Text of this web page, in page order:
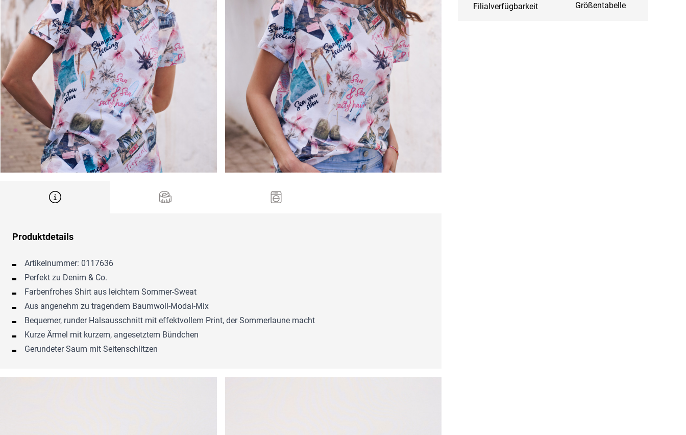
Produktdetails
Artikelnummer: 0117636
Perfekt zu Denim & Co.
Farbenfrohes Shirt aus leichtem Sommer-Sweat
Aus angenehm zu tragendem Baumwoll-Modal-Mix
Bequemer, runder Halsausschnitt mit effektvollem Print, der Sommerlaune macht
Kurze Ärmel mit kurzem, angesetztem Bündchen
Gerundeter Saum mit Seitenschlitzen
Filialverfügbarkeit Größentabelle